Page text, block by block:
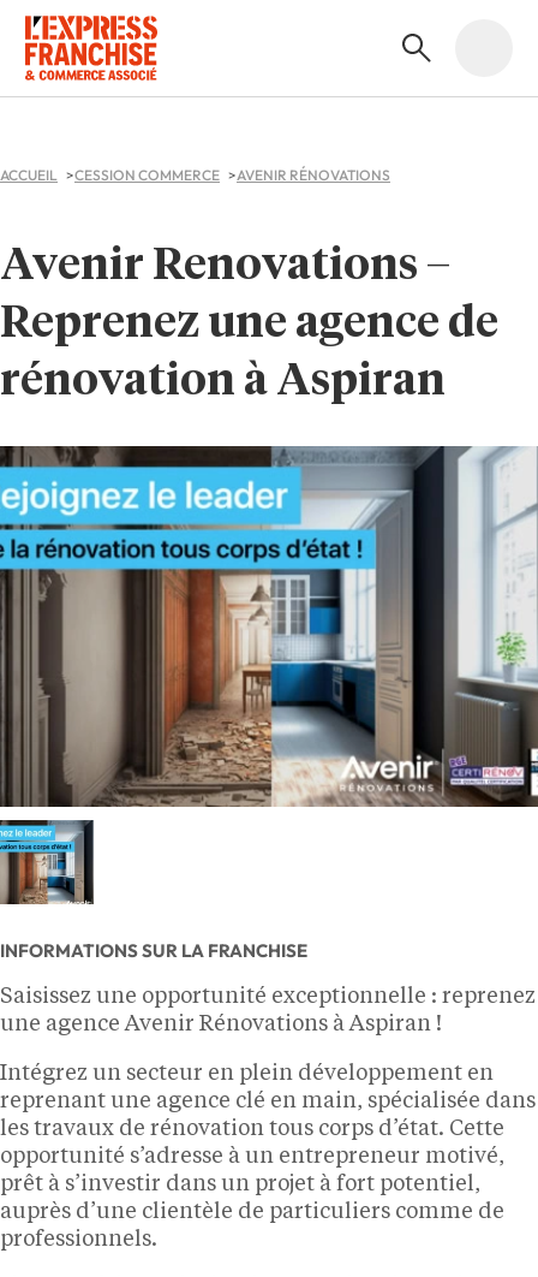
ACCUEIL CESSION COMMERCE AVENIR RÉNOVATIONS
Avenir Renovations –
Reprenez une agence de
rénovation à Aspiran
INFORMATIONS SUR LA FRANCHISE
Saisissez une opportunité exceptionnelle : reprenez
une agence Avenir Rénovations à Aspiran !
Intégrez un secteur en plein développement en
reprenant une agence clé en main, spécialisée dans
les travaux de rénovation tous corps d’état. Cette
opportunité s’adresse à un entrepreneur motivé,
prêt à s’investir dans un projet à fort potentiel,
auprès d’une clientèle de particuliers comme de
professionnels.